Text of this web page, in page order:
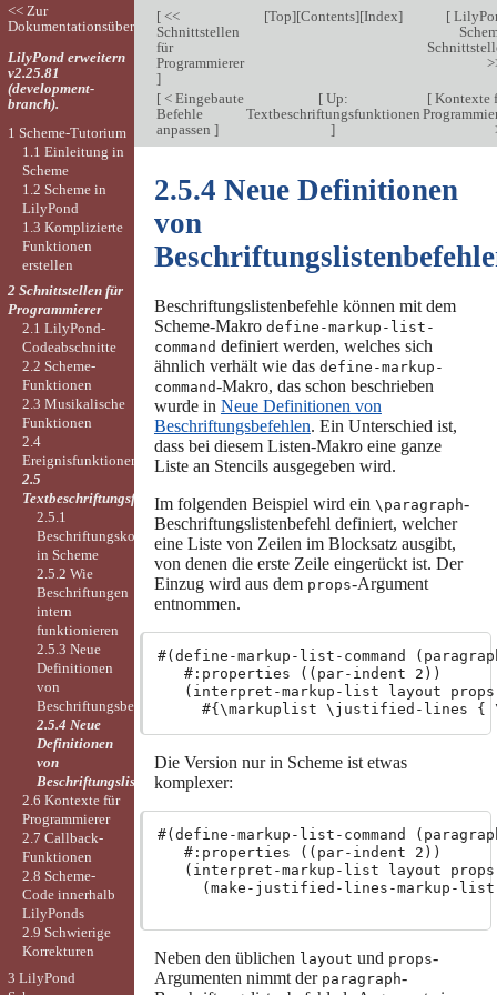
[<<
Schnittstellen
für
Programmierer
]
[Top][Contents][Index] [
[< Eingebaute
Befehle
anpassen ]
[Up:
Textbeschriftungsfunktionen
]
[Kontexte
2.5.4 Neue Definitionen
von
Beschriftungslistenbefehle können mit dem
Scheme-Makro define-markup-list-
command definiert werden, welches sich
ähnlich verhält wie das define-markup-
command-Makro, das schon beschrieben
wurde in Neue Definitionen von
Beschriftungsbefehlen. Ein Unterschied ist,
dass bei diesem Listen-Makro eine ganze
Liste an Stencils ausgegeben wird.
Im folgenden Beispiel wird ein \paragraph-
Beschriftungslistenbefehl definiert, welcher
eine Liste von Zeilen im Blocksatz ausgibt,
von denen die erste Zeile eingerückt ist. Der
Einzug wird aus dem props-Argument
entnommen.
#(define-markup-list-command
   #:properties ((par-indent 2))
   (interpret-markup-list layout props
Die Version nur in Scheme ist etwas
komplexer:
#(define-markup-list-command
   #:properties ((par-indent 2))
   (interpret-markup-list layout props
(make-justified-lines-markup-
Neben den üblichen layout und props-
Argumenten nimmt der paragraph-
<< Zur
Dokumentationsübersicht
LilyPond erweitern
v2.25.81
(development-
branch).
1 Scheme-Tutorium
1.1 Einleitung in
Scheme
1.2 Scheme in
LilyPond
1.3 Komplizierte
Funktionen
erstellen
2 Schnittstellen für
Programmierer
2.1 LilyPond-
Codeabschnitte
2.2 Scheme-
Funktionen
2.3 Musikalische
Funktionen
2.4
Ereignisfunktionen
2.5
Textbeschriftungsfunktionen
2.5.1
Beschriftungskonstruktionen
in Scheme
2.5.2 Wie
Beschriftungen
intern
funktionieren
2.5.3 Neue
Definitionen
von
Beschriftungsbefehlen
2.5.4 Neue
Definitionen
von
Beschriftungslistenbefehlen
2.6 Kontexte für
Programmierer
2.7 Callback-
Funktionen
2.8 Scheme-
Code innerhalb
LilyPonds
2.9 Schwierige
Korrekturen
3 LilyPond